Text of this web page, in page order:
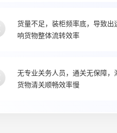
货量不足，装柜频率底，导致出
响货物整体流转效率
无专业关务人员，通关无保障，
货物清关顺畅效率慢